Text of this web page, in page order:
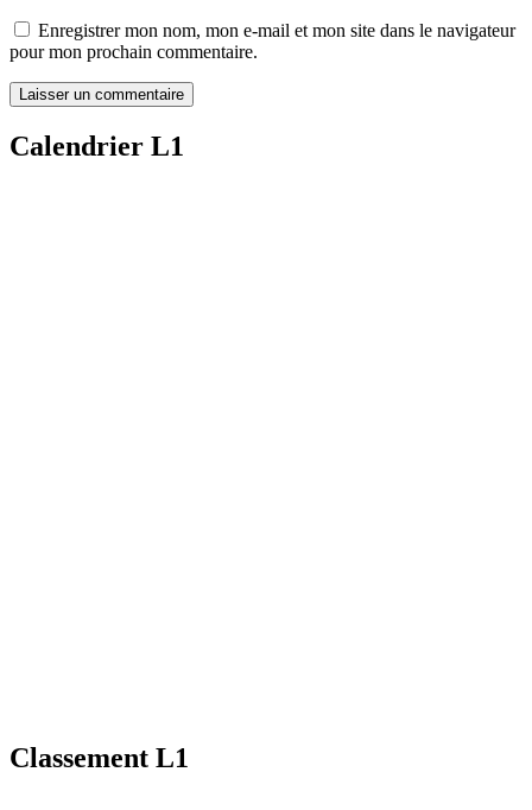
Enregistrer mon nom, mon e-mail et mon site dans le navigateur
pour mon prochain commentaire.
Calendrier L1
Classement L1